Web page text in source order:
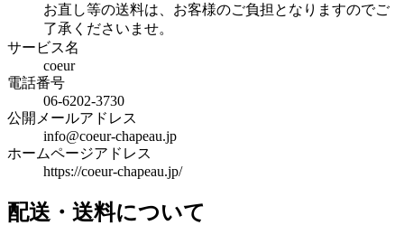
お直し等の送料は、お客様のご負担となりますのでご
了承くださいませ。
サービス名
coeur
電話番号
06-6202-3730
公開メールアドレス
info@coeur-chapeau.jp
ホームページアドレス
https://coeur-chapeau.jp/
配送・送料について